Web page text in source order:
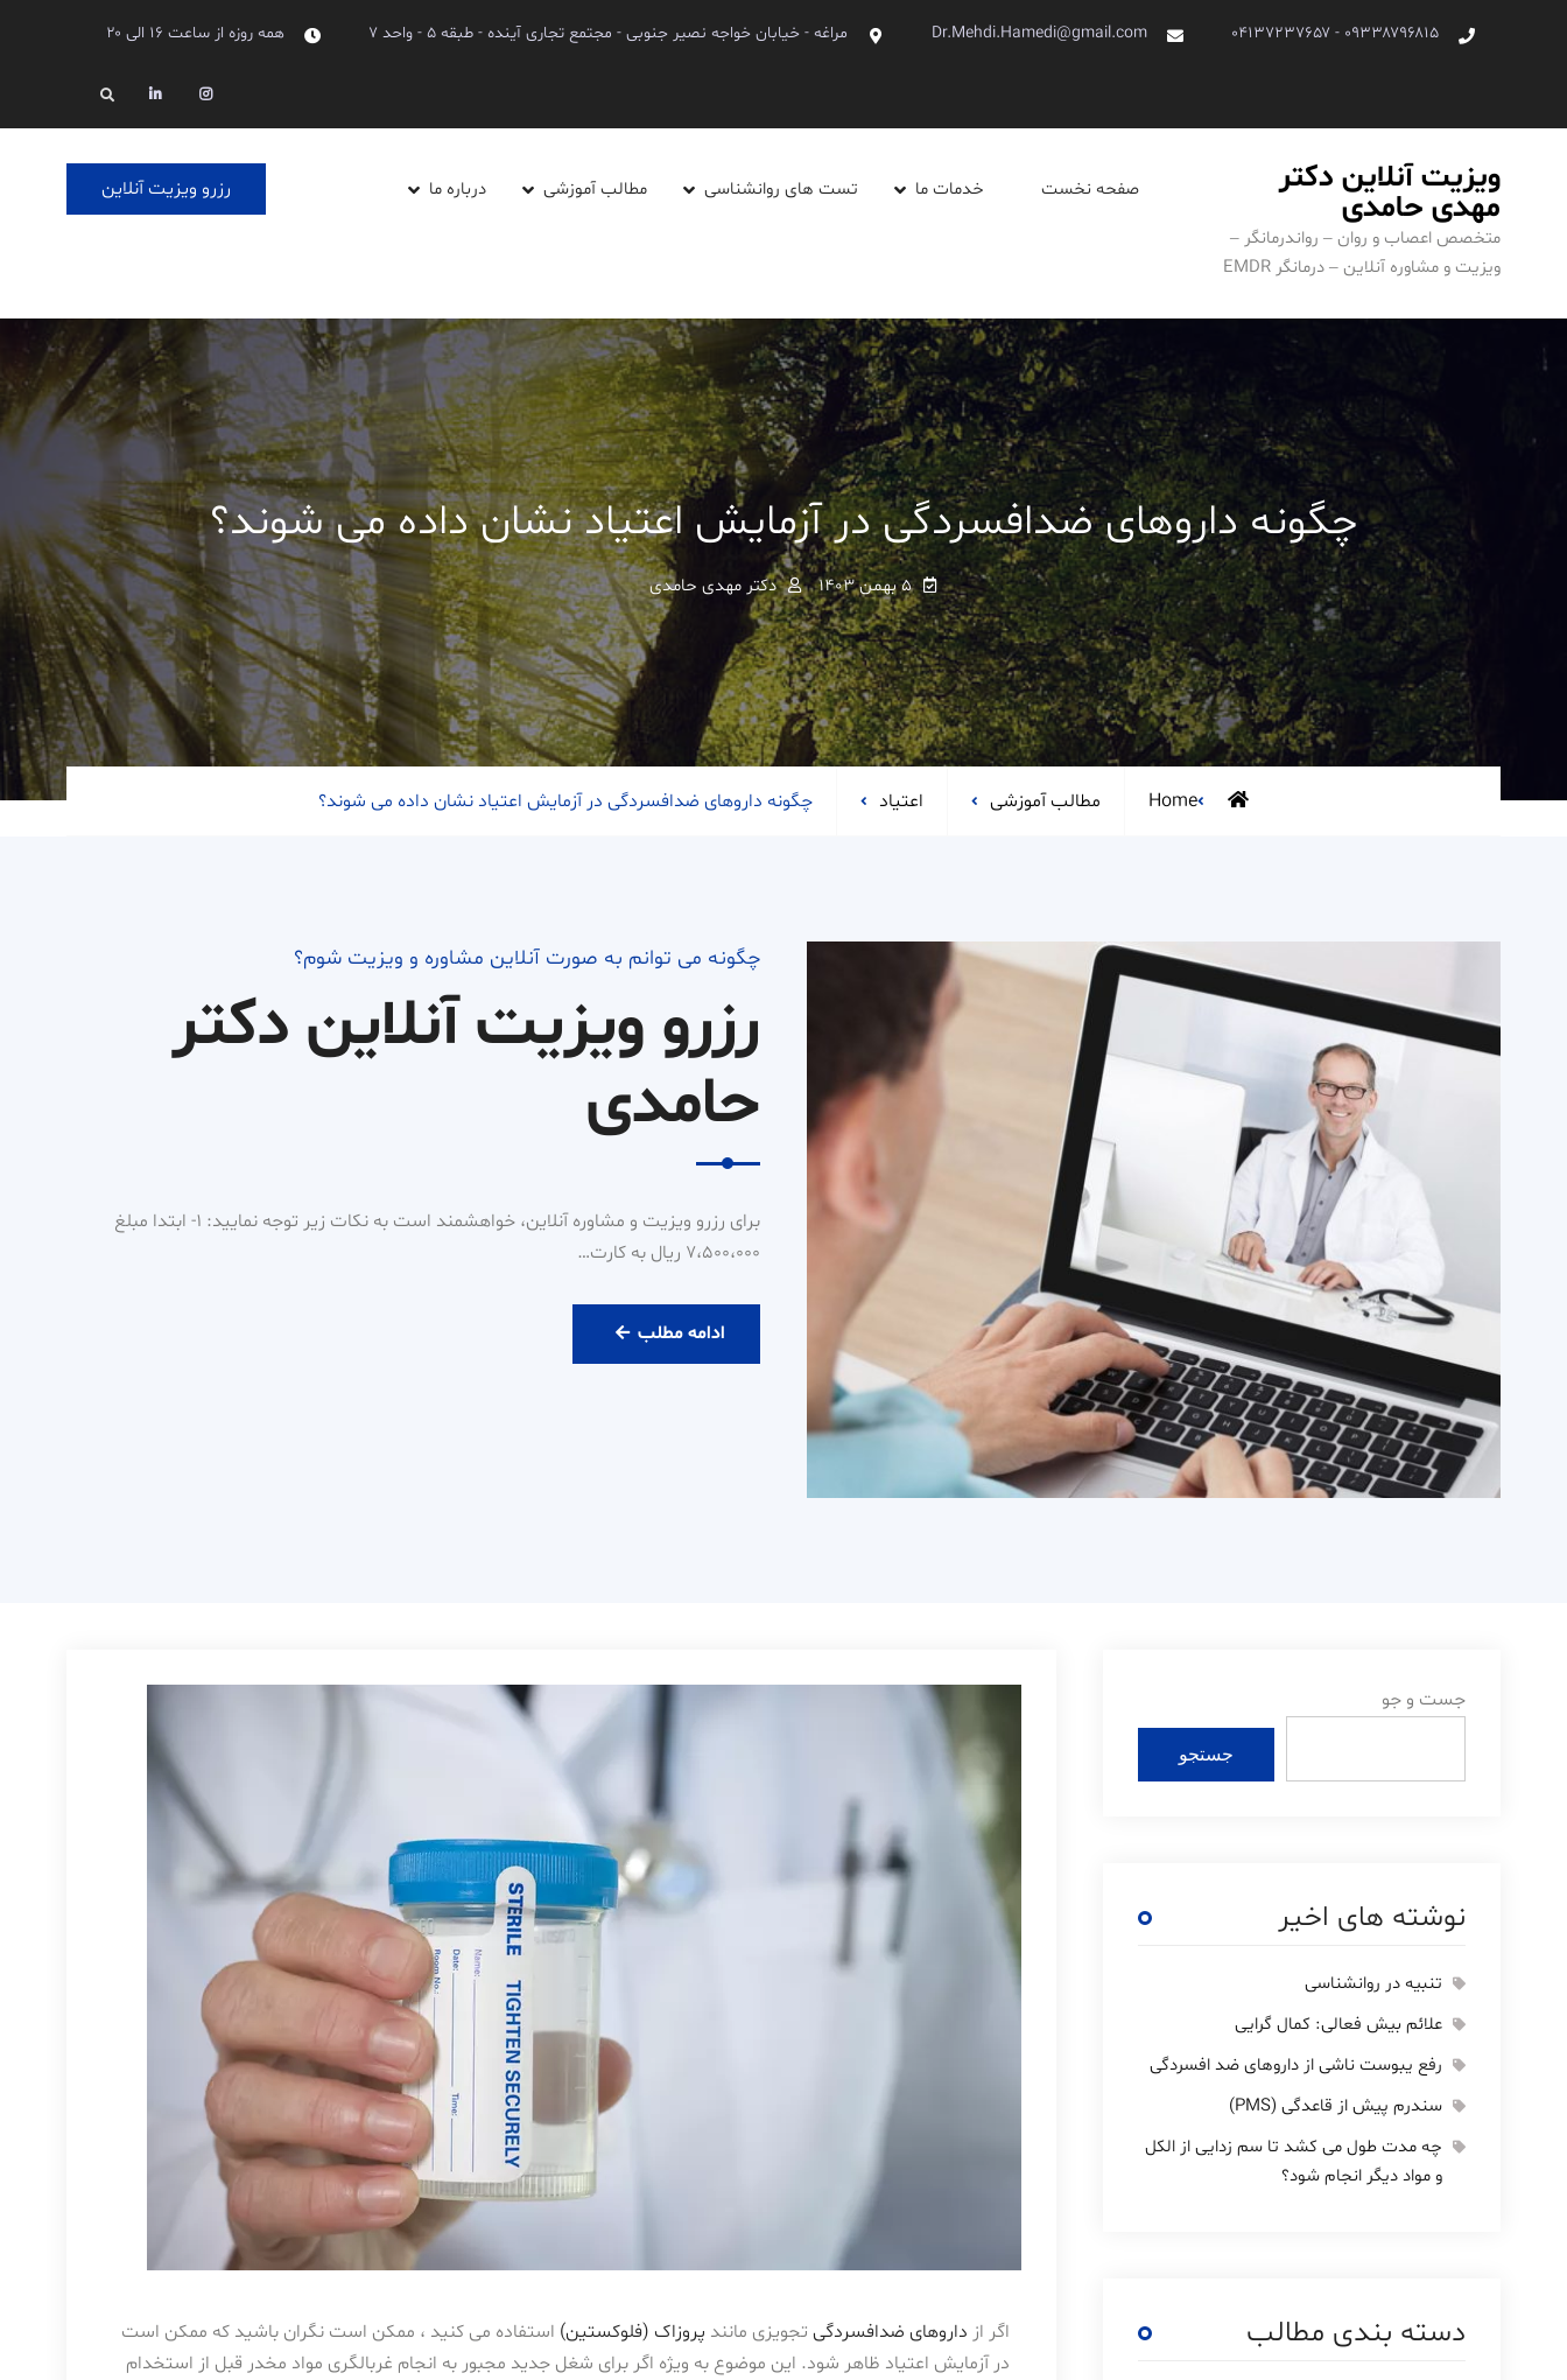
۰۹۳۳۸۷۹۶۸۱۵ - ۰۴۱۳۷۲۳۷۶۵۷ Dr.Mehdi.Hamedi@gmail.com مراغه - خیابان خواجه نصیر جنوبی - مجتمع تجاری آینده - طبقه ۵ - واحد ۷ همه روزه از ساعت ۱۶ الی ۲۰
Instagram
Linkedin
Search
ویزیت آنلاین دکتر
مهدی حامدی
متخصص اعصاب و روان – رواندرمانگر –
ویزیت و مشاوره آنلاین – درمانگر EMDR
صفحه نخست خدمات ما تست های روانشناسی مطالب آموزشی درباره ما رزرو ویزیت آنلاین
چگونه داروهای ضدافسردگی در آزمایش اعتیاد نشان داده می شوند؟
۵ بهمن ۱۴۰۳ دکتر مهدی حامدی
Home مطالب آموزشی اعتیاد چگونه داروهای ضدافسردگی در آزمایش اعتیاد نشان داده می شوند؟
چگونه می توانم به صورت آنلاین مشاوره و ویزیت شوم؟
رزرو ویزیت آنلاین دکتر
حامدی
برای رزرو ویزیت و مشاوره آنلاین، خواهشمند است به نکات زیر توجه نمایید: ۱- ابتدا مبلغ
۷،۵۰۰،۰۰۰ ریال به کارت…
ادامه مطلبرزرو
ویزیت
اگر از داروهای ضدافسردگی تجویزی مانند پروزاک (فلوکستین) استفاده می کنید ، ممکن است نگران باشید که ممکن است
در آزمایش اعتیاد ظاهر شود. این موضوع به ویژه اگر برای شغل جدید مجبور به انجام غربالگری مواد مخدر قبل از استخدام
جست و جو
جستجو
نوشته های اخیر
تنبیه در روانشناسی
علائم بیش فعالی: کمال گرایی
رفع یبوست ناشی از داروهای ضد افسردگی
سندرم پیش از قاعدگی (PMS)
چه مدت طول می کشد تا سم زدایی از الکل
و مواد دیگر انجام شود؟
دسته بندی مطالب